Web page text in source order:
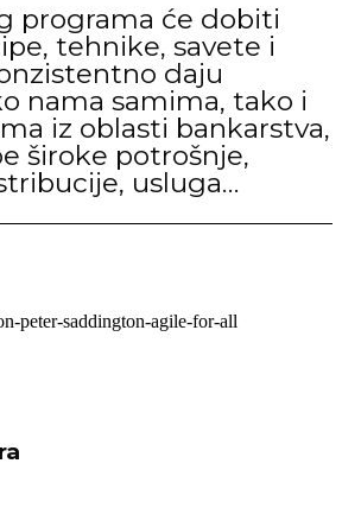
programa će dobiti
tehnike, savete i
daju
nama samima, tako i
iz oblasti bankarstva,
široke potrošnje,
usluga…